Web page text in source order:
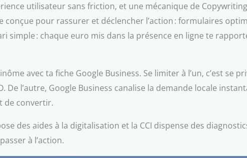
utilisateur sans friction, et une mécanique de
pour rassurer et déclencher l’action : formulaires
simple : chaque euro mis dans la présence en ligne te
avec ta fiche Google Business. Se limiter à l’un, c’est se
De l’autre, Google Business canalise la demande locale
de convertir.
des aides à la digitalisation et la CCI dispense des
à l’action.